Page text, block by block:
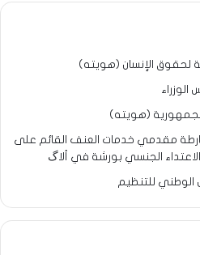
لحقوق الإنسان (هويته)
(هويته)
نتائح خارطة مقدمي خدمات العنف القائم على
الجنسي بورشة في ألاگ
الوطني للتنظيم